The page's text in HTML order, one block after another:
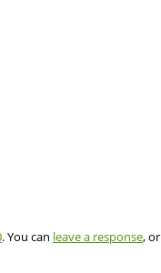
. You can leave a response, or